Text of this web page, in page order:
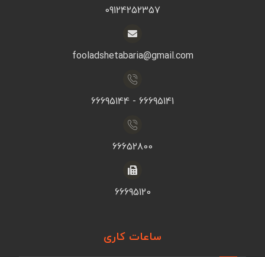
09124252357
fooladshetabaria@gmail.com
66695141 - 66695144
66652800
66695120
ساعات کاری